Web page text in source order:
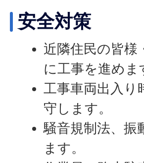
安全対策
近隣住民の皆様
に工事を進めま
工事車両出入り
守します。
騒音規制法、振
ます。